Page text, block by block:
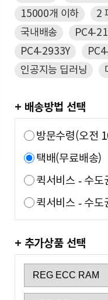
15000개 이하
2
국내배송
PC4-
PC4-2933Y
인공지능 딥러닝
+ 배송방법 선택
방문수령(오전
택배(무료배송)
퀵서비스 - 수도
퀵서비스 - 수도
+ 추가상품 선택